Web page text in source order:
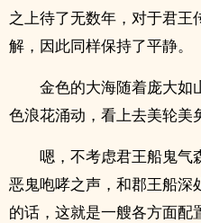
之上待了无数年，对于君王
解，因此同样保持了平静。
金色的大海随着庞大如
色浪花涌动，看上去美轮美
嗯，不考虑君王船鬼气
恶鬼咆哮之声，和郡王船深
的话，这就是一艘各方面